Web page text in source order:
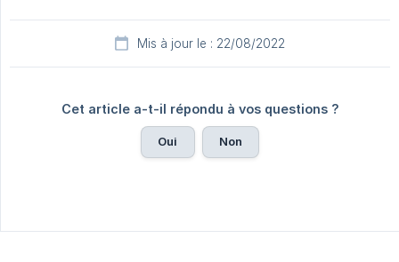
Mis à jour le : 22/08/2022
Cet article a-t-il répondu à vos questions ?
Oui Non